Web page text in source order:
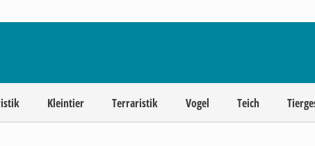
Kleintier Terraristik Vogel Teich